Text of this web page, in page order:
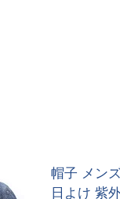
帽子 メン
日よけ 紫